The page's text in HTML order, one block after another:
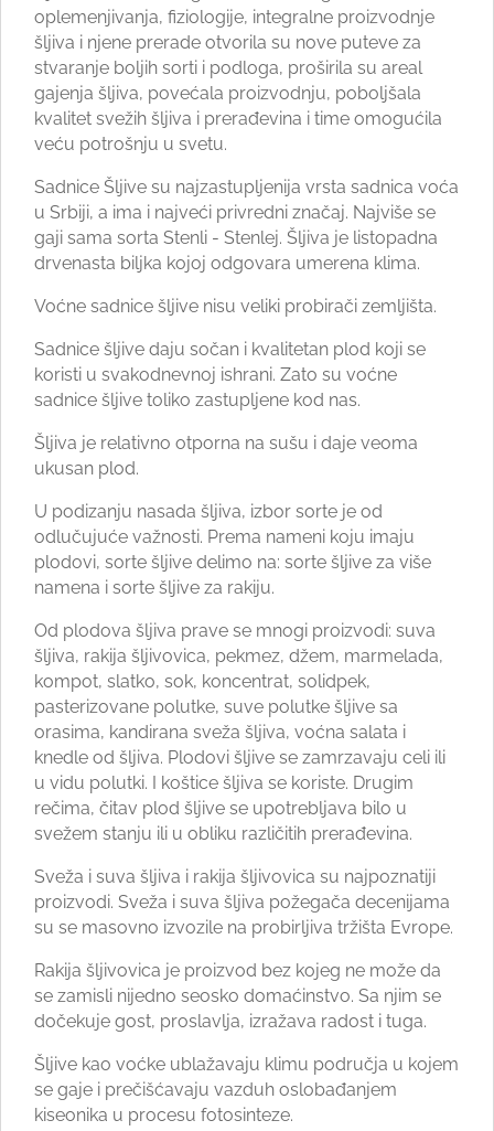
oplemenjivanja, fiziologije, integralne proizvodnje
šljiva i njene prerade otvorila su nove puteve za
stvaranje boljih sorti i podloga, proširila su areal
gajenja šljiva, povećala proizvodnju, poboljšala
kvalitet svežih šljiva i prerađevina i time omogućila
veću potrošnju u svetu.
Sadnice Šljive su najzastupljenija vrsta sadnica voća
u Srbiji, a ima i najveći privredni značaj. Najviše se
gaji sama sorta Stenli - Stenlej. Šljiva je listopadna
drvenasta biljka kojoj odgovara umerena klima.
Voćne sadnice šljive nisu veliki probirači zemljišta.
Sadnice šljive daju sočan i kvalitetan plod koji se
koristi u svakodnevnoj ishrani. Zato su voćne
sadnice šljive toliko zastupljene kod nas.
Šljiva je relativno otporna na sušu i daje veoma
ukusan plod.
U podizanju nasada šljiva, izbor sorte je od
odlučujuće važnosti. Prema nameni koju imaju
plodovi, sorte šljive delimo na: sorte šljive za više
namena i sorte šljive za rakiju.
Od plodova šljiva prave se mnogi proizvodi: suva
šljiva, rakija šljivovica, pekmez, džem, marmelada,
kompot, slatko, sok, koncentrat, solidpek,
pasterizovane polutke, suve polutke šljive sa
orasima, kandirana sveža šljiva, voćna salata i
knedle od šljiva. Plodovi šljive se zamrzavaju celi ili
u vidu polutki. I koštice šljiva se koriste. Drugim
rečima, čitav plod šljive se upotrebljava bilo u
svežem stanju ili u obliku različitih prerađevina.
Sveža i suva šljiva i rakija šljivovica su najpoznatiji
proizvodi. Sveža i suva šljiva požegača decenijama
su se masovno izvozile na probirljiva tržišta Evrope.
Rakija šljivovica je proizvod bez kojeg ne može da
se zamisli nijedno seosko domaćinstvo. Sa njim se
dočekuje gost, proslavlja, izražava radost i tuga.
Šljive kao voćke ublažavaju klimu područja u kojem
se gaje i prečišćavaju vazduh oslobađanjem
kiseonika u procesu fotosinteze.